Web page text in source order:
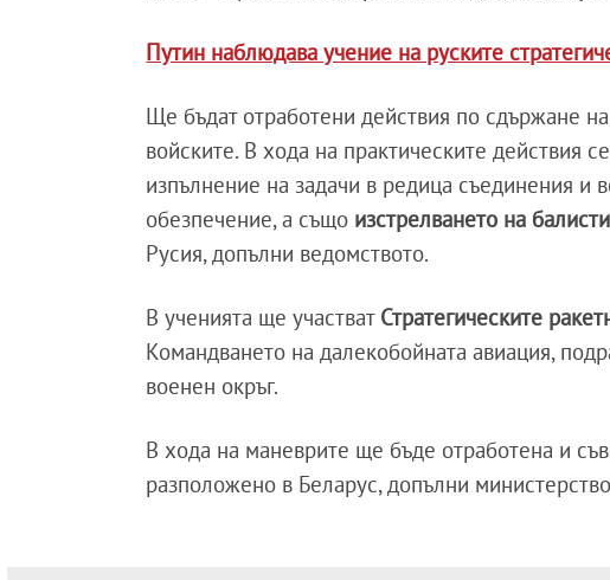
Путин наблюдава учение на руските
Ще бъдат отработени действия по сдържане
войските. В хода на практическите действия
изпълнение на задачи в редица съединения и
обезпечение, а също изстрелването на
Русия, допълни ведомството.
В ученията ще участват Стратегическите
Командването на далекобойната авиация,
военен окръг.
В хода на маневрите ще бъде отработена и
разположено в Беларус, допълни